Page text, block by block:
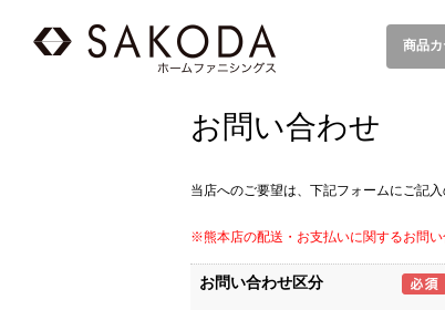
商品
お問い合わせ
当店へのご要望は、下記フォームにご記入
※熊本店の配送・お支払いに関するお問
お問い合わせ区分